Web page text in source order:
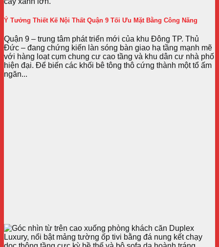
Ý Tưởng Thiết Kế Nội Thất Quận 9 Tối Ưu Mặt Bằng Công Năng
Quận 9 – trung tâm phát triển mới của khu Đông TP. Thủ
Đức – đang chứng kiến làn sóng bàn giao hạ tầng mạnh mẽ
với hàng loạt cụm chung cư cao tầng và khu dân cư nhà phố
hiện đại. Để biến các khối bê tông thô cứng thành một tổ ấm
ngăn...